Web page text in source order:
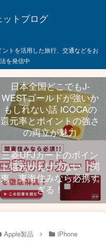
トブログ
トを活用した旅行、交通などをお
を発信中
日本全国どこでもJ-
WESTゴールドが強いか
もしれない話 ICOCAの
還元率とポイントの強さ
の両立が魅力
三菱UFJカードのポイン
ト還元がえげつない 関
東、東海住みなら必携す
ぎる！
Apple製品 iPhone